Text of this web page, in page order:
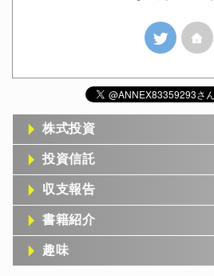
株式投資
投資信託
収支報告
書籍紹介
趣味